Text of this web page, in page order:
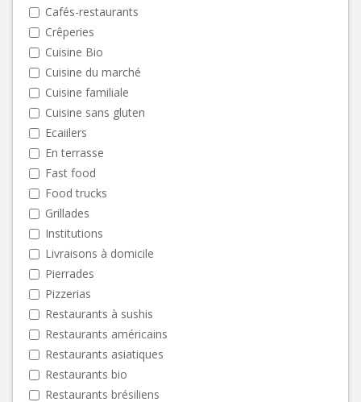
Cafés-restaurants
Crêperies
Cuisine Bio
Cuisine du marché
Cuisine familiale
Cuisine sans gluten
Ecaiilers
En terrasse
Fast food
Food trucks
Grillades
Institutions
Livraisons à domicile
Pierrades
Pizzerias
Restaurants à sushis
Restaurants américains
Restaurants asiatiques
Restaurants bio
Restaurants brésiliens